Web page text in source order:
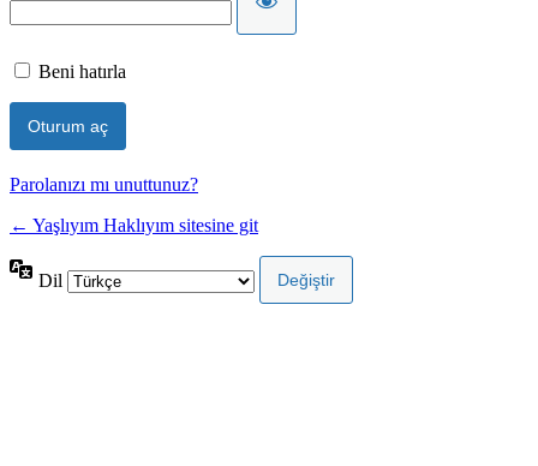
Beni hatırla
Parolanızı mı unuttunuz?
← Yaşlıyım Haklıyım sitesine git
Dil